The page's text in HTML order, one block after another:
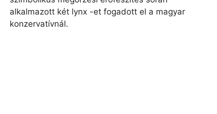
alkalmazott két lynx -et fogadott el a magyar
konzervatívnál.